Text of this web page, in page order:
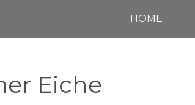
HOME
Eiche